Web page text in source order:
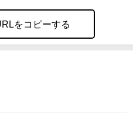
をコピーする